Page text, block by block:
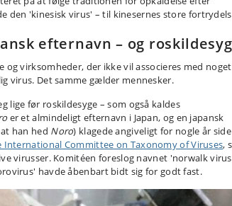
den 'kinesisk virus' – til kinesernes store
efternavn – og
og virksomheder, der ikke vil associeres med
virus. Det samme gælder mennesker.
lige før roskildesyge – som også kaldes
er et almindeligt efternavn i Japan, og en japansk
han hed Noro) klagede angiveligt for nogle år
International Committee on Taxonomy of Viruses,
virusser. Komitéen foreslog navnet 'norwalk
havde åbenbart bidt sig for godt fast.